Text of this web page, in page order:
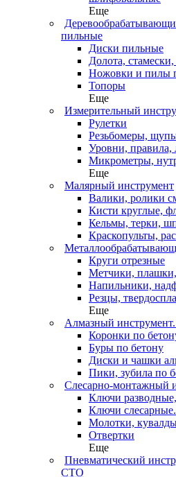
Еще
пильные
Диски пильные
Долота,
Ножовки и пилы
Топоры
Еще
Измерительный
Рулетки
Резьбомеры,
Уровни, правила,
Микрометры,
Еще
Малярный инструмент
Валики, ролики
Кисти круглые,
Кельмы, терки,
Краскопульты,
Круги отрезные
Метчики,
Напильники,
Резцы,
Еще
Алмазный
Коронки по
Буры по бетону
Диски и чашки
Пики, зубила по
Слесарно-монтажный
Ключи
Ключи
Молотки,
Отвертки
Еще
Пневматический
СТО